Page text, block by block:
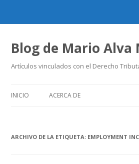
Blog de Mario Alva
Artículos vinculados con el Derecho
INICIO ACERCA DE
ARCHIVO DE LA ETIQUETA: EMPLOYMENT